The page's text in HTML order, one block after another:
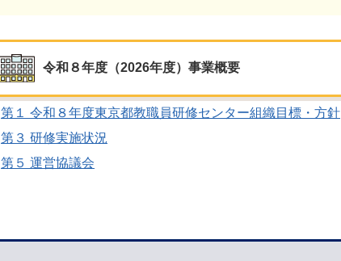
令和８年度（2026年度）事業概要
第１ 令和８年度東京都教職員研修センター組織目標・方針
第３ 研修実施状況
第５ 運営協議会